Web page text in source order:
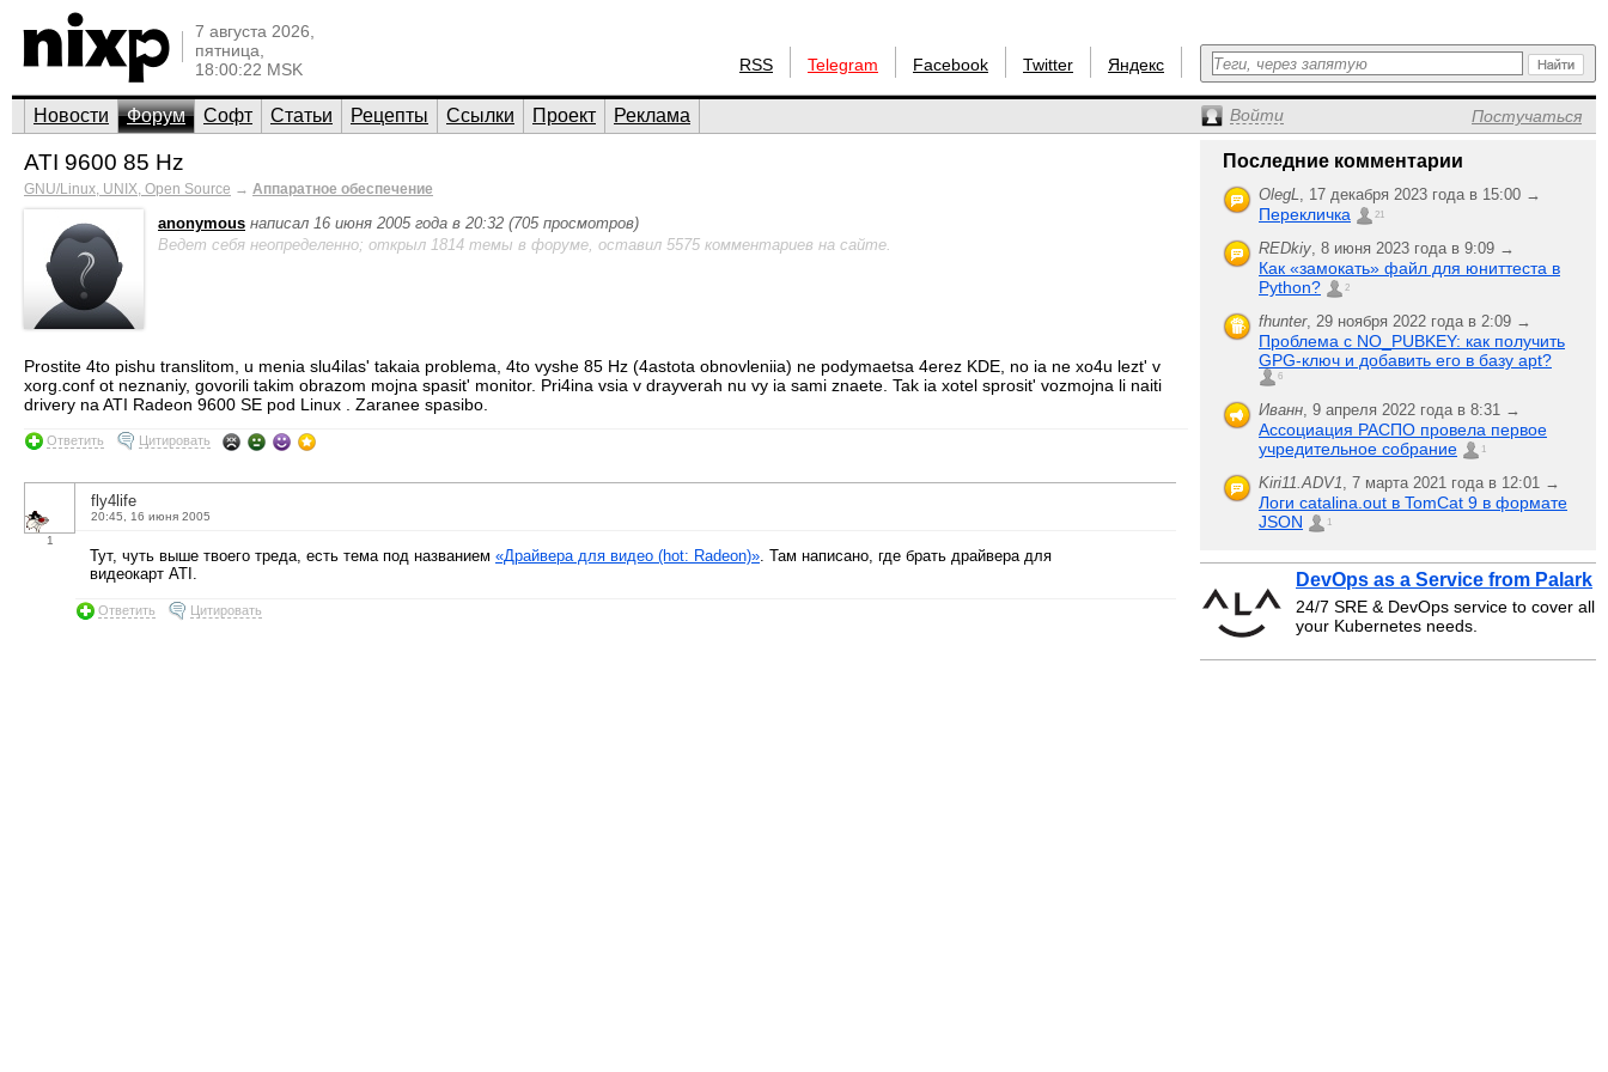
7 августа 2026,
пятница,
18:00:22 MSK
RSS Telegram Facebook Twitter Яндекс
Новости Форум Софт Статьи Рецепты Ссылки Проект Реклама Войти Постучаться
ATI 9600 85 Hz
GNU/Linux, UNIX, Open Source → Аппаратное обеспечение
anonymous написал 16 июня 2005 года в 20:32 (705 просмотров)
Ведет себя неопределенно; открыл 1814 темы в форуме, оставил 5575 комментариев на сайте.
Prostite 4to pishu translitom, u menia slu4ilas' takaia problema, 4to vyshe 85 Hz (4astota obnovleniia) ne podymaetsa 4erez KDE, no ia ne xo4u lezt' v
xorg.conf ot neznaniy, govorili takim obrazom mojna spasit' monitor. Pri4ina vsia v drayverah nu vy ia sami znaete. Tak ia xotel sprosit' vozmojna li naiti
drivery na ATI Radeon 9600 SE pod Linux . Zaranee spasibo.
Ответить Цитировать
1
fly4life
20:45, 16 июня 2005
Тут, чуть выше твоего треда, есть тема под названием «Драйвера для видео (hot: Radeon)». Там написано, где брать драйвера для
видеокарт ATI.
Ответить Цитировать
Последние комментарии
OlegL, 17 декабря 2023 года в 15:00 →
Перекличка 21
REDkiy, 8 июня 2023 года в 9:09 →
Как «замокать» файл для юниттеста в
Python?
2
fhunter, 29 ноября 2022 года в 2:09 →
Проблема с NO_PUBKEY: как получить
GPG-ключ и добавить его в базу apt?
6
Иванн, 9 апреля 2022 года в 8:31 →
Ассоциация РАСПО провела первое
учредительное собрание
1
Kiri11.ADV1, 7 марта 2021 года в 12:01 →
Логи catalina.out в TomCat 9 в формате
JSON
1
DevOps as a Service from Palark
24/7 SRE & DevOps service to cover all
your Kubernetes needs.